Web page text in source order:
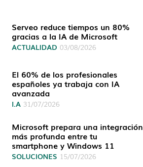
Serveo reduce tiempos un 80%
gracias a la IA de Microsoft
ACTUALIDAD 03/08/2026
El 60% de los profesionales
españoles ya trabaja con IA
avanzada
I.A 31/07/2026
Microsoft prepara una integración
más profunda entre tu
smartphone y Windows 11
SOLUCIONES 15/07/2026